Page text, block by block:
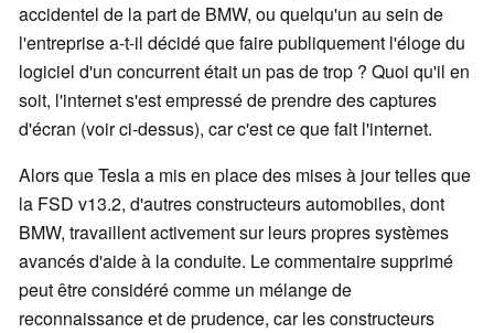
accidentel de la part de BMW, ou quelqu'un au sein de
l'entreprise a-t-il décidé que faire publiquement l'éloge du
logiciel d'un concurrent était un pas de trop ? Quoi qu'il en
soit, l'internet s'est empressé de prendre des captures
d'écran (voir ci-dessus), car c'est ce que fait l'internet.
Alors que Tesla a mis en place des mises à jour telles que
la FSD v13.2, d'autres constructeurs automobiles, dont
BMW, travaillent activement sur leurs propres systèmes
avancés d'aide à la conduite. Le commentaire supprimé
peut être considéré comme un mélange de
reconnaissance et de prudence, car les constructeurs